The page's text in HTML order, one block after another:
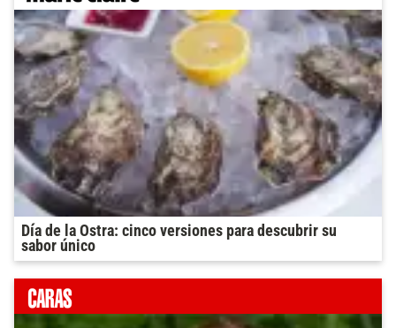
Día de la Ostra: cinco versiones para descubrir su
sabor único